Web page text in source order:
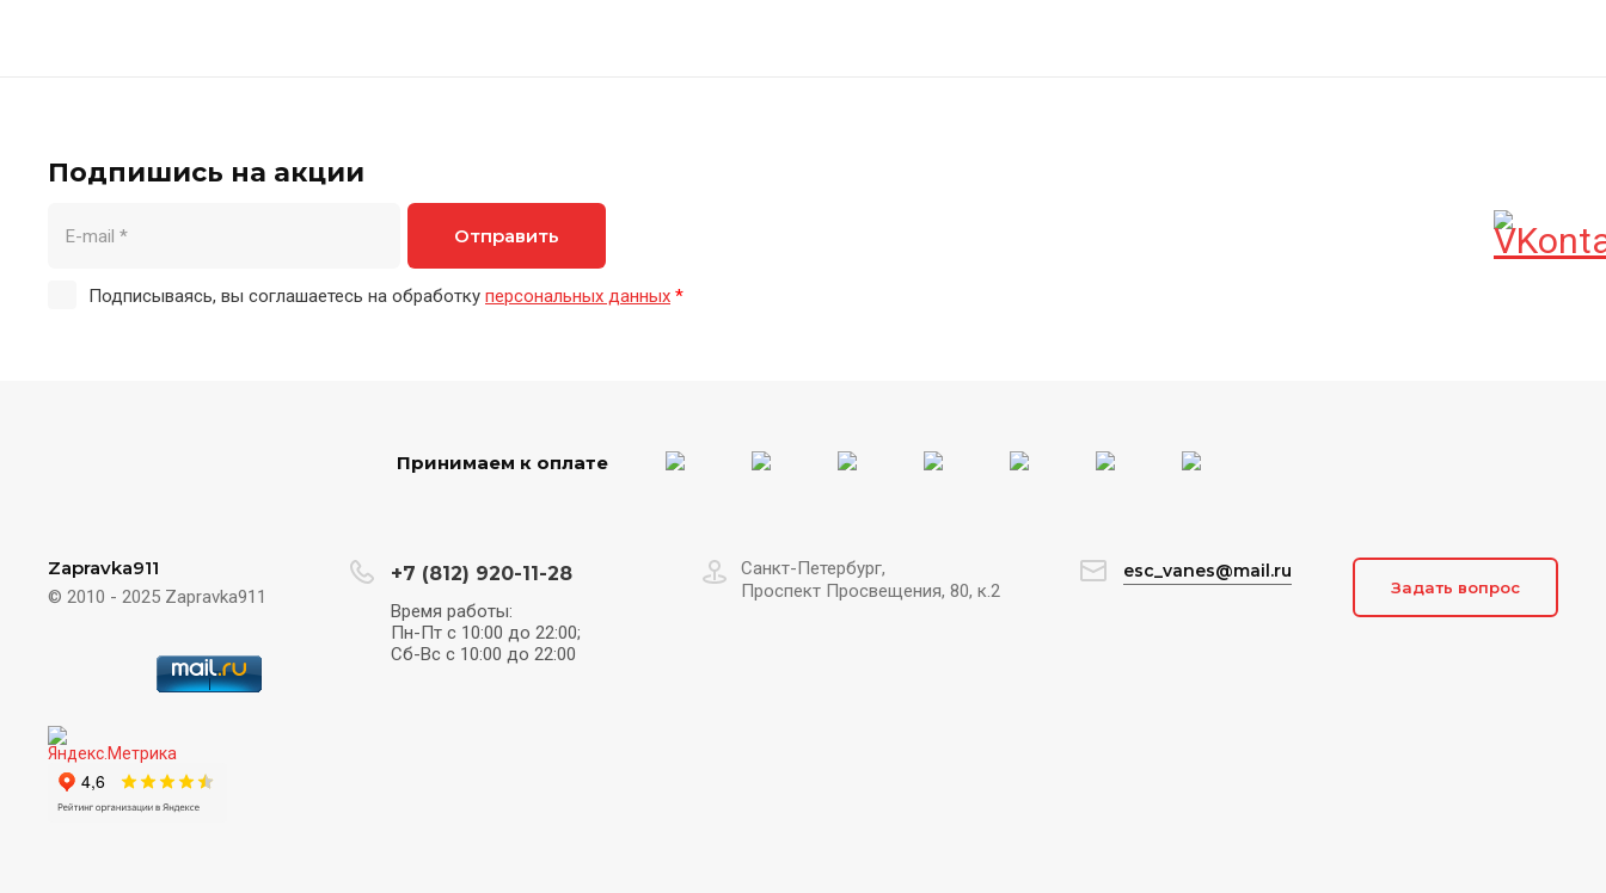
Подпишись на акции
Подписываясь, вы соглашаетесь на обработку персональных данных *
Отправить
Принимаем к оплате
Zapravka911
© 2010 - 2025 Zapravka911
+7 (812) 920-11-28
Время работы:
Пн-Пт с 10:00 до 22:00;
Сб-Вс с 10:00 до 22:00
Санкт-Петербург,
Проспект Просвещения, 80, к.2
esc_vanes@mail.ru
Задать вопрос